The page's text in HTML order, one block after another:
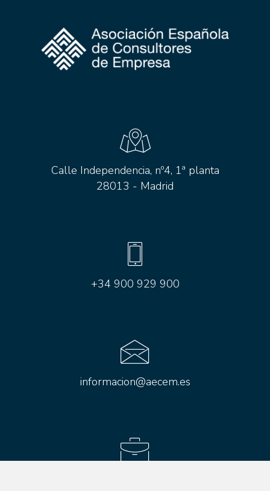
Calle Independencia, nº4, 1ª planta
28013 - Madrid
+34 900 929 900
informacion@aecem.es